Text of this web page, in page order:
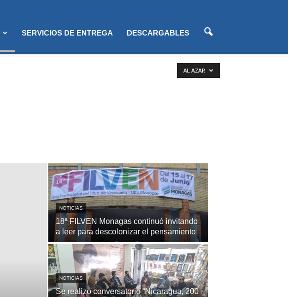
SERVICIOS DE ENTREGA DESCARGABLES
AL AZAR
NOTICIAS
18ª FILVEN Monagas continuó invitando
a leer para descolonizar el pensamiento
NOTICIAS
Se realizó conversatorio “Nicaragua, 200